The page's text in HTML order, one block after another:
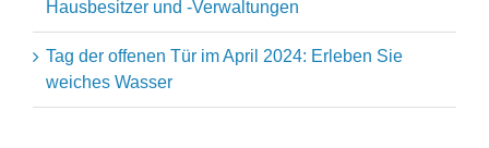
Hausbesitzer und -Verwaltungen
Tag der offenen Tür im April 2024: Erleben Sie
weiches Wasser